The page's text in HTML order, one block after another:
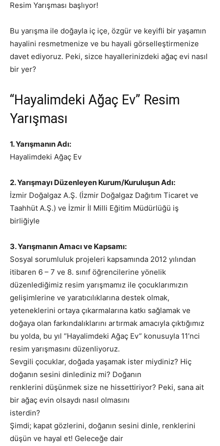
Resim Yarışması başlıyor!
Bu yarışma ile doğayla iç içe, özgür ve keyifli bir yaşamın
hayalini resmetmenize ve bu hayali görselleştirmenize
davet ediyoruz. Peki, sizce hayallerinizdeki ağaç evi nasıl
bir yer?
“Hayalimdeki Ağaç Ev” Resim
Yarışması
1. Yarışmanın Adı:
Hayalimdeki Ağaç Ev
2. Yarışmayı Düzenleyen Kurum/Kuruluşun Adı:
İzmir Doğalgaz A.Ş. (İzmir Doğalgaz Dağıtım Ticaret ve
Taahhüt A.Ş.) ve İzmir İl Milli Eğitim Müdürlüğü iş
birliğiyle
3. Yarışmanın Amacı ve Kapsamı:
Sosyal sorumluluk projeleri kapsamında 2012 yılından
itibaren 6 – 7 ve 8. sınıf öğrencilerine yönelik
düzenlediğimiz resim yarışmamız ile çocuklarımızın
gelişimlerine ve yaratıcılıklarına destek olmak,
yeteneklerini ortaya çıkarmalarına katkı sağlamak ve
doğaya olan farkındalıklarını artırmak amacıyla çıktığımız
bu yolda, bu yıl “Hayalimdeki Ağaç Ev” konusuyla 11’nci
resim yarışmasını düzenliyoruz.
Sevgili çocuklar, doğada yaşamak ister miydiniz? Hiç
doğanın sesini dinlediniz mi? Doğanın
renklerini düşünmek size ne hissettiriyor? Peki, sana ait
bir ağaç evin olsaydı nasıl olmasını
isterdin?
Şimdi; kapat gözlerini, doğanın sesini dinle, renklerini
düşün ve hayal et! Geleceğe dair